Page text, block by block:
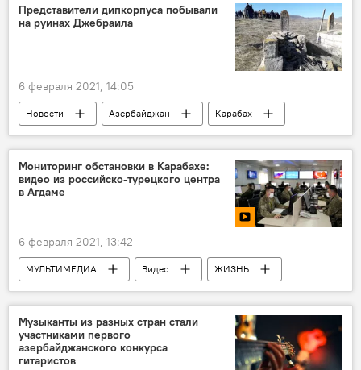
Представители дипкорпуса побывали
на руинах Джебраила
6 февраля 2021, 14:05
Новости Азербайджан
Карабах
Политика
ЖИЗНЬ
Джебраил
дипломаты
разрушения
Мониторинг обстановки в Карабахе:
видео из российско-турецкого центра
в Агдаме
6 февраля 2021, 13:42
МУЛЬТИМЕДИА Видео
ЖИЗНЬ
Новости
Азербайджан
Карабах
Россия
Музыканты из разных стран стали
участниками первого
азербайджанского конкурса
гитаристов